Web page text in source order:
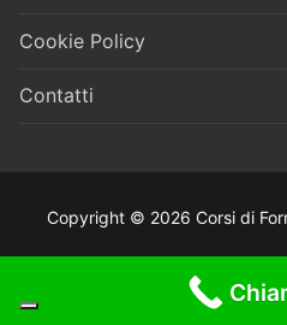
Cookie Policy
Contatti
Copyright © 2026 Corsi di